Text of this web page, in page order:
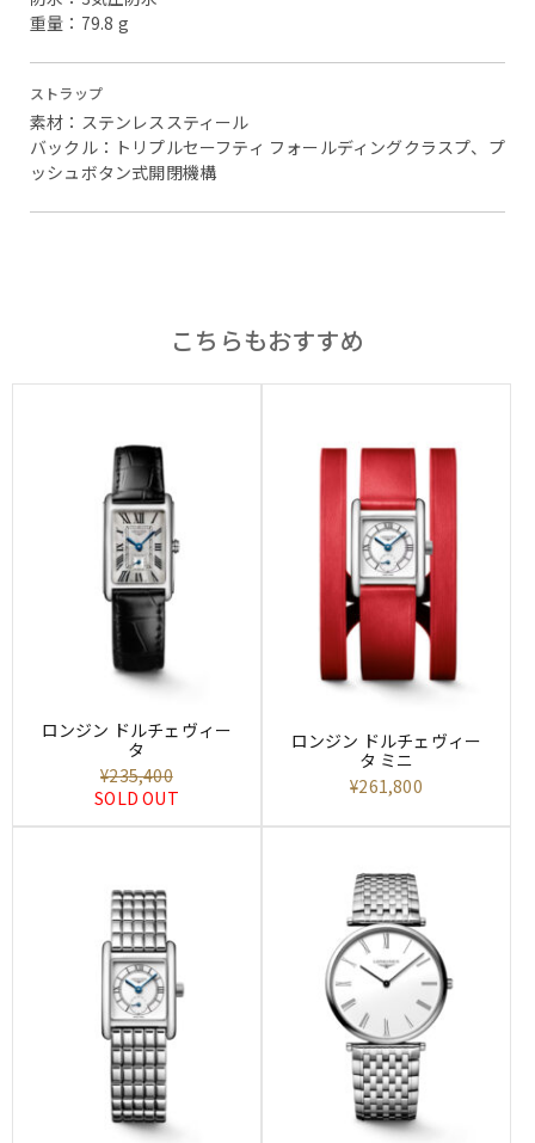
重量：79.8 g
ストラップ
素材：ステンレススティール
バックル：トリプルセーフティ フォールディングクラスプ、プ
ッシュボタン式開閉機構
こちらもおすすめ
ロンジン ドルチェヴィー
タ
¥235,400
SOLD OUT
ロンジン ドルチェヴィー
タ ミニ
¥261,800